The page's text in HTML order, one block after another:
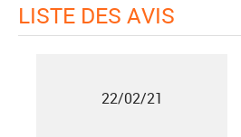
LISTE DES AVIS
22/02/21